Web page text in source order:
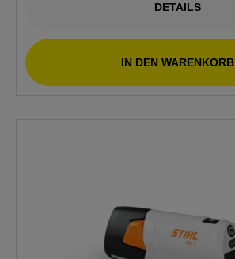
DETAILS
IN DEN WARENKORB